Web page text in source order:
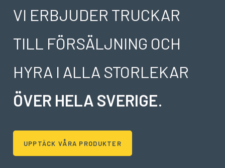
VI ERBJUDER TRUCKAR
TILL FÖRSÄLJNING OCH
HYRA I ALLA STORLEKAR
ÖVER HELA SVERIGE.
UPPTÄCK VÅRA PRODUKTER